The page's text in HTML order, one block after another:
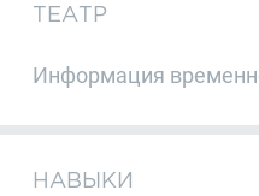
ТЕАТР
Информация
НАВЫКИ